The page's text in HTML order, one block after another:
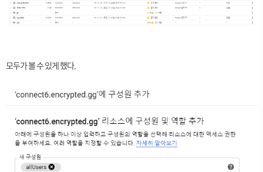
모두가 볼 수 있게 했다.